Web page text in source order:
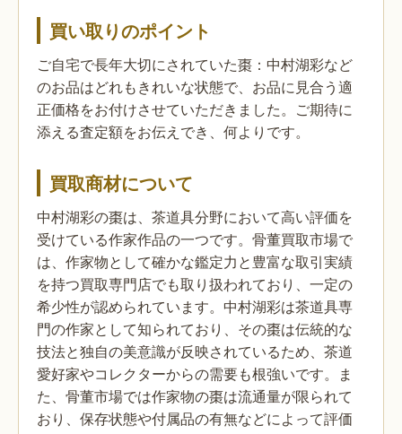
買い取りのポイント
ご自宅で長年大切にされていた棗：中村湖彩など
のお品はどれもきれいな状態で、お品に見合う適
正価格をお付けさせていただきました。ご期待に
添える査定額をお伝えでき、何よりです。
買取商材について
中村湖彩の棗は、茶道具分野において高い評価を
受けている作家作品の一つです。骨董買取市場で
は、作家物として確かな鑑定力と豊富な取引実績
を持つ買取専門店でも取り扱われており、一定の
希少性が認められています。中村湖彩は茶道具専
門の作家として知られており、その棗は伝統的な
技法と独自の美意識が反映されているため、茶道
愛好家やコレクターからの需要も根強いです。ま
た、骨董市場では作家物の棗は流通量が限られて
おり、保存状態や付属品の有無などによって評価